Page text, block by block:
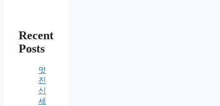
Recent
Posts
멋
진
신
세